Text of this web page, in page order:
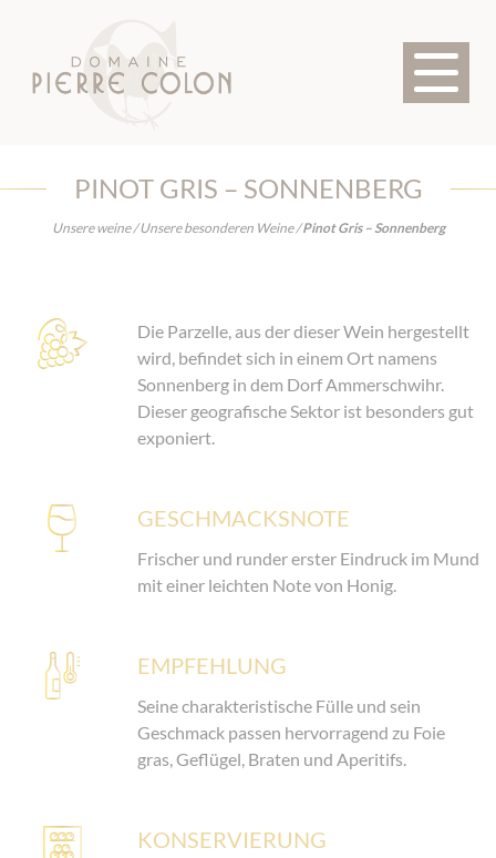
WEINGUT TERROIR WEINE
PINOT GRIS – SONNENBERG
Unsere weine/Unsere besonderen Weine/Pinot Gris – Sonnenberg
Die Parzelle, aus der dieser Wein hergestellt
wird, befindet sich in einem Ort namens
Sonnenberg in dem Dorf Ammerschwihr.
Dieser geografische Sektor ist besonders gut
exponiert.
GESCHMACKSNOTE
Frischer und runder erster Eindruck im Mund
mit einer leichten Note von Honig.
EMPFEHLUNG
Seine charakteristische Fülle und sein
Geschmack passen hervorragend zu Foie
gras, Geflügel, Braten und Aperitifs.
KONSERVIERUNG